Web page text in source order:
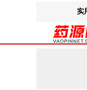
实